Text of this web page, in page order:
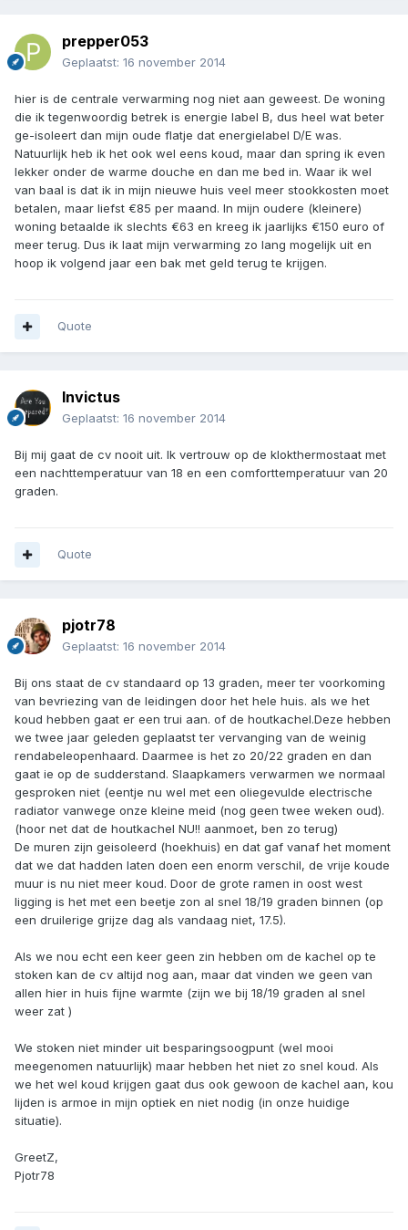
prepper053
Geplaatst: 16 november 2014
hier is de centrale verwarming nog niet aan geweest. De woning
die ik tegenwoordig betrek is energie label B, dus heel wat beter
ge-isoleert dan mijn oude flatje dat energielabel D/E was.
Natuurlijk heb ik het ook wel eens koud, maar dan spring ik even
lekker onder de warme douche en dan me bed in. Waar ik wel
van baal is dat ik in mijn nieuwe huis veel meer stookkosten moet
betalen, maar liefst €85 per maand. In mijn oudere (kleinere)
woning betaalde ik slechts €63 en kreeg ik jaarlijks €150 euro of
meer terug. Dus ik laat mijn verwarming zo lang mogelijk uit en
hoop ik volgend jaar een bak met geld terug te krijgen.
Quote
Invictus
Geplaatst: 16 november 2014
Bij mij gaat de cv nooit uit. Ik vertrouw op de klokthermostaat met
een nachttemperatuur van 18 en een comforttemperatuur van 20
graden.
Quote
pjotr78
Geplaatst: 16 november 2014
Bij ons staat de cv standaard op 13 graden, meer ter voorkoming
van bevriezing van de leidingen door het hele huis. als we het
koud hebben gaat er een trui aan. of de houtkachel.Deze hebben
we twee jaar geleden geplaatst ter vervanging van de weinig
rendabeleopenhaard. Daarmee is het zo 20/22 graden en dan
gaat ie op de sudderstand. Slaapkamers verwarmen we normaal
gesproken niet (eentje nu wel met een oliegevulde electrische
radiator vanwege onze kleine meid (nog geen twee weken oud).
(hoor net dat de houtkachel NU!! aanmoet, ben zo terug)
De muren zijn geisoleerd (hoekhuis) en dat gaf vanaf het moment
dat we dat hadden laten doen een enorm verschil, de vrije koude
muur is nu niet meer koud. Door de grote ramen in oost west
ligging is het met een beetje zon al snel 18/19 graden binnen (op
een druilerige grijze dag als vandaag niet, 17.5).
Als we nou echt een keer geen zin hebben om de kachel op te
stoken kan de cv altijd nog aan, maar dat vinden we geen van
allen hier in huis fijne warmte (zijn we bij 18/19 graden al snel
weer zat )
We stoken niet minder uit besparingsoogpunt (wel mooi
meegenomen natuurlijk) maar hebben het niet zo snel koud. Als
we het wel koud krijgen gaat dus ook gewoon de kachel aan, kou
lijden is armoe in mijn optiek en niet nodig (in onze huidige
situatie).
GreetZ,
Pjotr78